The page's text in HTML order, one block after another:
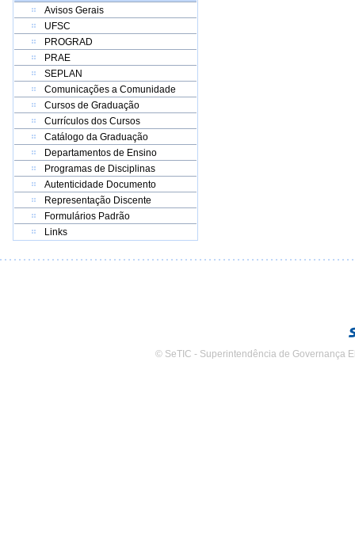
Avisos Gerais
UFSC
PROGRAD
PRAE
SEPLAN
Comunicações a Comunidade
Cursos de Graduação
Currículos dos Cursos
Catálogo da Graduação
Departamentos de Ensino
Programas de Disciplinas
Autenticidade Documento
Representação Discente
Formulários Padrão
Links
© SeTIC - Superintendência de Governança